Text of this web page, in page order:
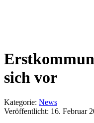
sich vor
Kategorie: News
Veröffentlicht: 16. Februar